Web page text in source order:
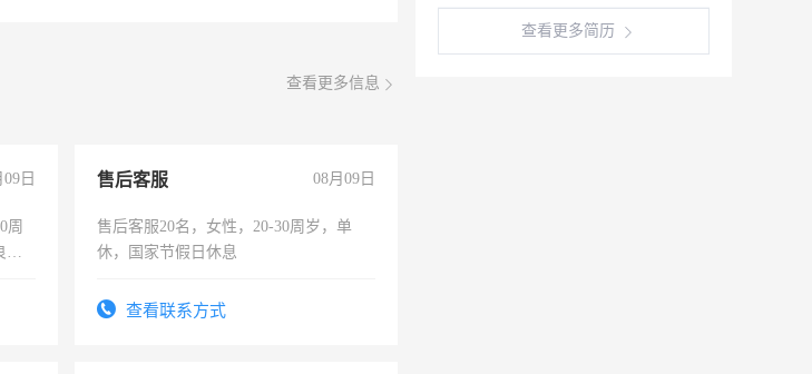
查看更多信息
日
周
嗜
售后客服 08月09日
售后客服20名，女性，20-30周岁，单
休，国家节假日休息
查看联系方式
查看更多简历